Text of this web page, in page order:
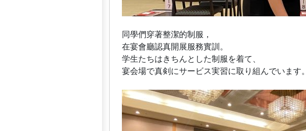
同學們穿著整潔的制服，
在宴會廳認真開展服務實訓。
学生たちはきちんとした制服を着て、
宴会場で真剣にサービス実習に取り組んでいます。